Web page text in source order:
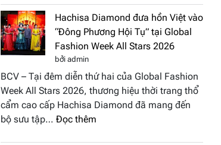
Thị
Hương
tái
“ghế
nóng”
Hoa
hậu
Hachisa Diamond đưa hồn Việt vào
“Đông Phương Hội Tụ” tại Global
Fashion Week All Stars 2026
bởi admin
BCV – Tại đêm diễn thứ hai của Global Fashion
Week All Stars 2026, thương hiệu thời trang thổ
cẩm cao cấp Hachisa Diamond đã mang đến
bộ sưu tập… Đọc thêm